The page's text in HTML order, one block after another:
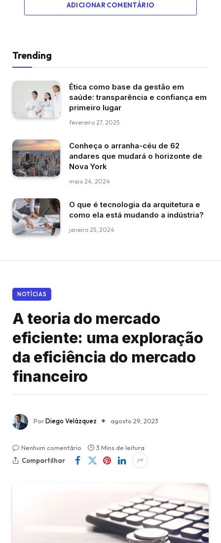
ADICIONAR COMENTÁRIO
Trending
Ética como base da gestão em
saúde: transparência e confiança em
primeiro lugar
fevereiro 27, 2025
Conheça o arranha-céu de 62
andares que mudará o horizonte de
Nova York
maio 24, 2024
O que é tecnologia da arquitetura e
como ela está mudando a indústria?
janeiro 25, 2024
NOTÍCIAS
A teoria do mercado
eficiente: uma exploração
da eficiência do mercado
financeiro
PorDiego Velázquez agosto 29, 2023
Nenhum comentário
3 Mins de leitura
Compartilhar